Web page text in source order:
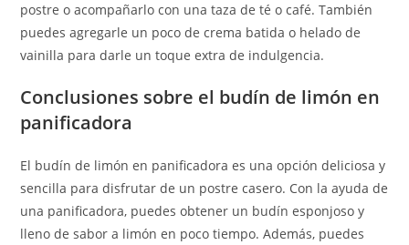
postre o acompañarlo con una taza de té o café. También
puedes agregarle un poco de crema batida o helado de
vainilla para darle un toque extra de indulgencia.
Conclusiones sobre el budín de limón en
panificadora
El budín de limón en panificadora es una opción deliciosa y
sencilla para disfrutar de un postre casero. Con la ayuda de
una panificadora, puedes obtener un budín esponjoso y
lleno de sabor a limón en poco tiempo. Además, puedes